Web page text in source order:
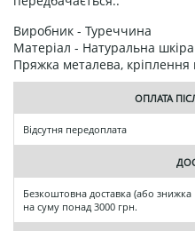
Виробник - Туреччина
Матеріал - Натуральна шкіра
Пряжка металева, кріплення
ОПЛАТА
Відсутня передоплата
Безкоштовна доставка (або знижка
на суму понад 3000 грн.